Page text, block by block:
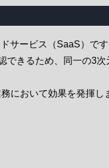
サービス（SaaS）です
できるため、同一の3次
において効果を発揮し